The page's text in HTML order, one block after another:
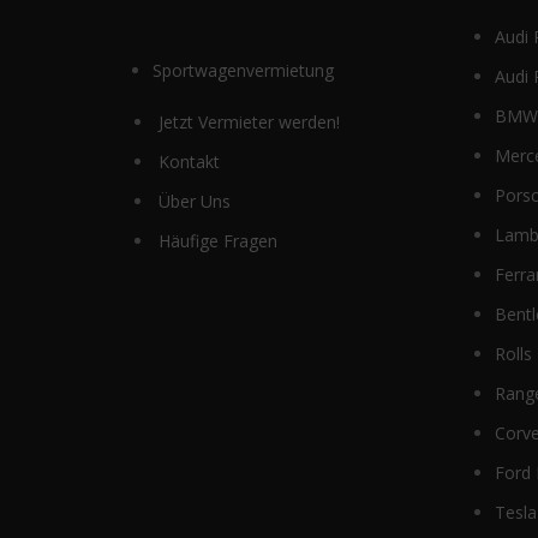
Sportwagenvermietung
Jetzt Vermieter werden!
Kontakt
Über Uns
Häufige Fragen
Audi
Audi
Ford